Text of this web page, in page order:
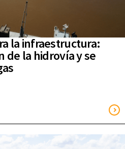
la infraestructura:
de la hidrovía y se